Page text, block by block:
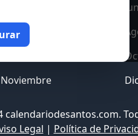
Julio
Noviembre
calendariodesantos.com.
Legal | Política de